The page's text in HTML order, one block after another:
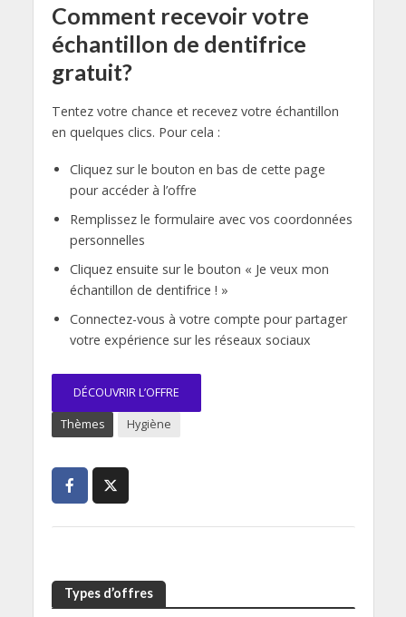
Comment recevoir votre
échantillon de dentifrice
gratuit?
Tentez votre chance et recevez votre échantillon
en quelques clics. Pour cela :
Cliquez sur le bouton en bas de cette page
pour accéder à l’offre
Remplissez le formulaire avec vos coordonnées
personnelles
Cliquez ensuite sur le bouton « Je veux mon
échantillon de dentifrice ! »
Connectez-vous à votre compte pour partager
votre expérience sur les réseaux sociaux
DÉCOUVRIR L’OFFRE
Thèmes Hygiène
Types d’offres